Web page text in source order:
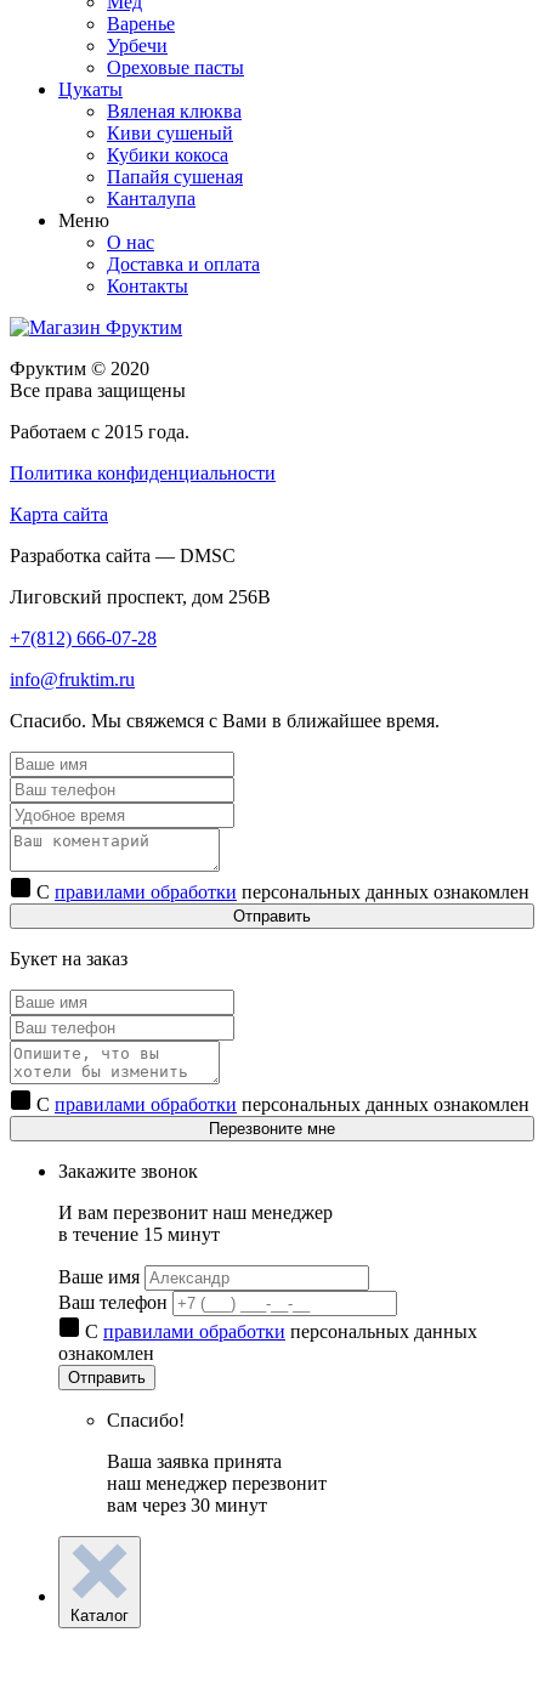
Варенье
Урбечи
Ореховые пасты
Цукаты
Вяленая клюква
Киви сушеный
Кубики кокоса
Папайя сушеная
Канталупа
Меню
О нас
Доставка и оплата
Контакты
Фруктим © 2020
Все права защищены
Работаем с 2015 года.
Политика конфиденциальности
Карта сайта
Разработка сайта — DMSC
Лиговский проспект, дом 256В
+7(812) 666-07-28
info@fruktim.ru
Спасибо. Мы свяжемся с Вами в ближайшее время.
С правилами обработки персональных данных ознакомлен
Отправить
Букет на заказ
С правилами обработки персональных данных ознакомлен
Перезвоните мне
Закажите звонок
И вам перезвонит наш менеджер
в течение 15 минут
Ваше имя
Ваш телефон
С правилами обработки персональных данных
ознакомлен
Отправить
Спасибо!
Ваша заявка принята
наш менеджер перезвонит
вам через 30 минут
Каталог